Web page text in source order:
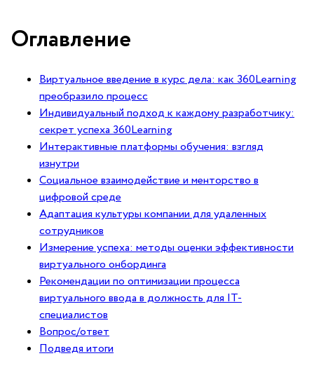
Оглавление
Виртуальное введение в курс дела: как 360Learning
преобразило процесс
Индивидуальный подход к каждому разработчику:
секрет успеха 360Learning
Интерактивные платформы обучения: взгляд
‌изнутри
Социальное взаимодействие и менторство в
цифровой среде
Адаптация ‌культуры компании для удаленных
сотрудников
Измерение успеха: методы оценки эффективности
виртуального‌ онбординга
Рекомендации по оптимизации процесса
виртуального ввода в должность для IT-
специалистов
Вопрос/ответ
Подведя итоги